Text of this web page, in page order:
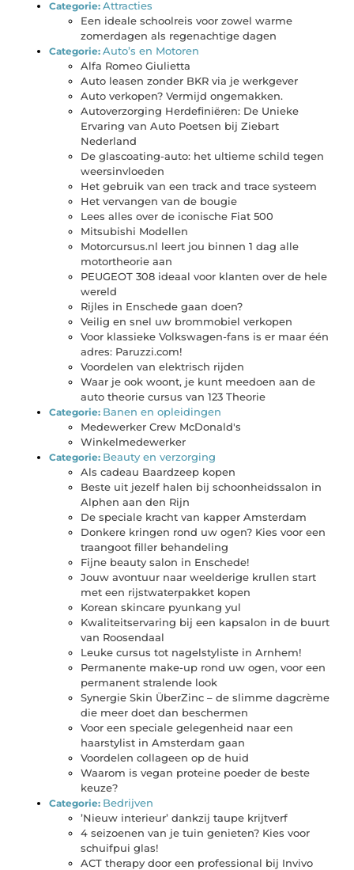
Categorie: Attracties
Een ideale schoolreis voor zowel warme
zomerdagen als regenachtige dagen
Categorie: Auto’s en Motoren
Alfa Romeo Giulietta
Auto leasen zonder BKR via je werkgever
Auto verkopen? Vermijd ongemakken.
Autoverzorging Herdefiniëren: De Unieke
Ervaring van Auto Poetsen bij Ziebart
Nederland
De glascoating-auto: het ultieme schild tegen
weersinvloeden
Het gebruik van een track and trace systeem
Het vervangen van de bougie
Lees alles over de iconische Fiat 500
Mitsubishi Modellen
Motorcursus.nl leert jou binnen 1 dag alle
motortheorie aan
PEUGEOT 308 ideaal voor klanten over de hele
wereld
Rijles in Enschede gaan doen?
Veilig en snel uw brommobiel verkopen
Voor klassieke Volkswagen-fans is er maar één
adres: Paruzzi.com!
Voordelen van elektrisch rijden
Waar je ook woont, je kunt meedoen aan de
auto theorie cursus van 123 Theorie
Categorie: Banen en opleidingen
Medewerker Crew McDonald's
Winkelmedewerker
Categorie: Beauty en verzorging
Als cadeau Baardzeep kopen
Beste uit jezelf halen bij schoonheidssalon in
Alphen aan den Rijn
De speciale kracht van kapper Amsterdam
Donkere kringen rond uw ogen? Kies voor een
traangoot filler behandeling
Fijne beauty salon in Enschede!
Jouw avontuur naar weelderige krullen start
met een rijstwaterpakket kopen
Korean skincare pyunkang yul
Kwaliteitservaring bij een kapsalon in de buurt
van Roosendaal
Leuke cursus tot nagelstyliste in Arnhem!
Permanente make-up rond uw ogen, voor een
permanent stralende look
Synergie Skin ÜberZinc – de slimme dagcrème
die meer doet dan beschermen
Voor een speciale gelegenheid naar een
haarstylist in Amsterdam gaan
Voordelen collageen op de huid
Waarom is vegan proteine poeder de beste
keuze?
Categorie: Bedrijven
’Nieuw interieur’ dankzij taupe krijtverf
4 seizoenen van je tuin genieten? Kies voor
schuifpui glas!
ACT therapy door een professional bij Invivo